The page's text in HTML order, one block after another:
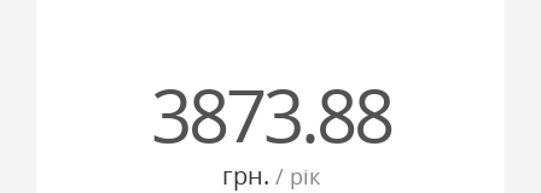
3873.88
грн. / рiк